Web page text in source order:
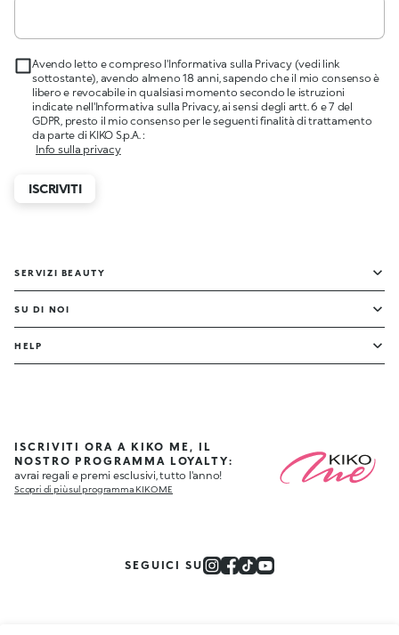
Avendo letto e compreso l'Informativa sulla Privacy (vedi link
sottostante), avendo almeno 18 anni, sapendo che il mio consenso è
libero e revocabile in qualsiasi momento secondo le istruzioni
indicate nell'Informativa sulla Privacy, ai sensi degli artt. 6 e 7 del
GDPR, presto il mio consenso per le seguenti finalità di trattamento
da parte di KIKO S.p.A. :
Info sulla privacy
ISCRIVITI
SERVIZI BEAUTY
SU DI NOI
HELP
ISCRIVITI ORA A KIKO ME, IL
NOSTRO PROGRAMMA LOYALTY:
avrai regali e premi esclusivi, tutto l'anno!
Scopri di più sul programma KIKO ME
SEGUICI SU